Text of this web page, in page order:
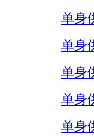
单身
单身
单身
单身
单身